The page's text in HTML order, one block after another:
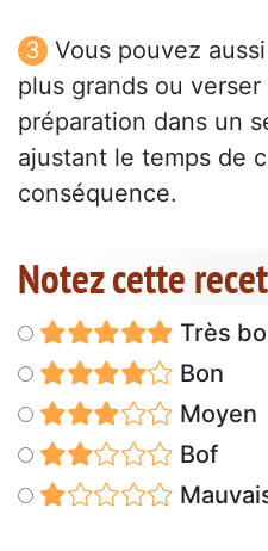
Vous pouvez
plus grands ou
préparation dans un
ajustant le temps de
conséquence.
Notez cette
Très
Bon
Moyen
Bof